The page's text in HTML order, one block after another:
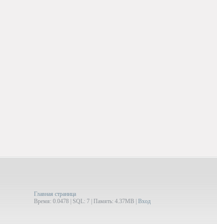
Главная страница
Время: 0.0478 | SQL: 7 | Память: 4.37MB Вход